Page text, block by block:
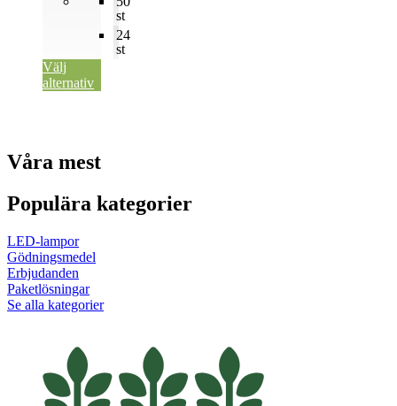
st
24
st
Välj
alternativ
Våra mest
Populära kategorier
LED-lampor
Gödningsmedel
Erbjudanden
Paketlösningar
Se alla kategorier